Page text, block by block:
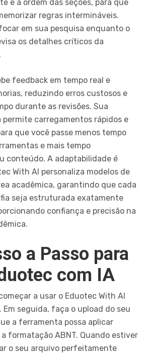
e a ordem das seções, para que
regras intermináveis.
em sua pesquisa enquanto o
os detalhes críticos da
feedback em tempo real e
reduzindo erros custosos e
durante as revisões. Sua
carregamentos rápidos e
que você passe menos tempo
e mais tempo
conteúdo. A adaptabilidade é
With AI personaliza modelos de
acadêmica, garantindo que cada
seja estruturada exatamente
confiança e precisão na
a Passo para
com IA
a usar o Eduotec With AI
seguida, faça o upload do seu
a ferramenta possa aplicar
formatação ABNT. Quando estiver
o seu arquivo perfeitamente